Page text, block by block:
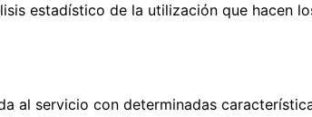
estadístico de la utilización que hacen
al servicio con determinadas